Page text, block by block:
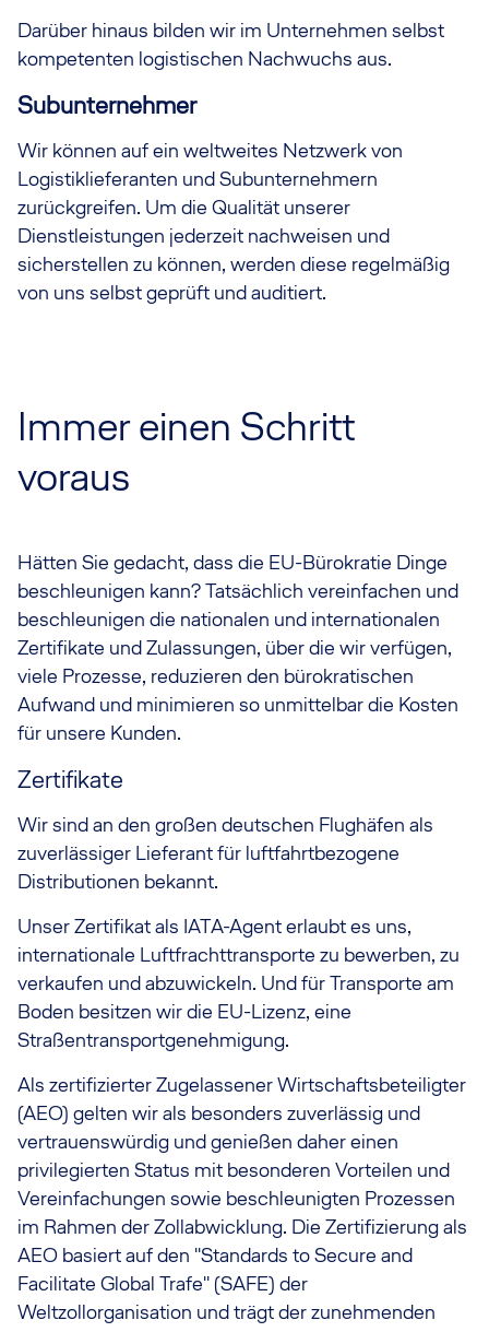
Darüber hinaus bilden wir im Unternehmen selbst
kompetenten logistischen Nachwuchs aus.
Subunternehmer
Wir können auf ein weltweites Netzwerk von
Logistiklieferanten und Subunternehmern
zurückgreifen. Um die Qualität unserer
Dienstleistungen jederzeit nachweisen und
sicherstellen zu können, werden diese regelmäßig
von uns selbst geprüft und auditiert.
Immer einen Schritt
voraus
Hätten Sie gedacht, dass die EU-Bürokratie Dinge
beschleunigen kann? Tatsächlich vereinfachen und
beschleunigen die nationalen und internationalen
Zertifikate und Zulassungen, über die wir verfügen,
viele Prozesse, reduzieren den bürokratischen
Aufwand und minimieren so unmittelbar die Kosten
für unsere Kunden.
Zertifikate
Wir sind an den großen deutschen Flughäfen als
zuverlässiger Lieferant für luftfahrtbezogene
Distributionen bekannt.
Unser Zertifikat als IATA-Agent erlaubt es uns,
internationale Luftfrachttransporte zu bewerben, zu
verkaufen und abzuwickeln. Und für Transporte am
Boden besitzen wir die EU-Lizenz, eine
Straßentransportgenehmigung.
Als zertifizierter Zugelassener Wirtschaftsbeteiligter
(AEO) gelten wir als besonders zuverlässig und
vertrauenswürdig und genießen daher einen
privilegierten Status mit besonderen Vorteilen und
Vereinfachungen sowie beschleunigten Prozessen
im Rahmen der Zollabwicklung. Die Zertifizierung als
AEO basiert auf den "Standards to Secure and
Facilitate Global Trafe" (SAFE) der
Weltzollorganisation und trägt der zunehmenden